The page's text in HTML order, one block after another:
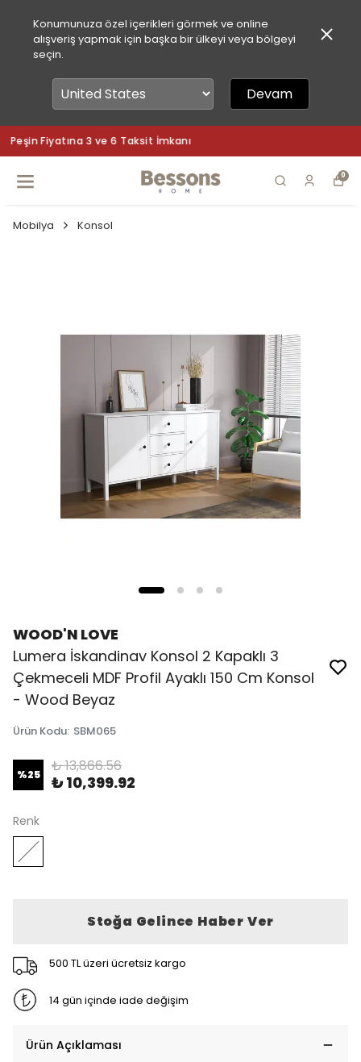
Konumunuza özel içerikleri görmek ve online
alışveriş yapmak için başka bir ülkeyi veya bölgeyi
seçin.
Devam
Peşin Fiyatına 3 ve 6 Taksit İmkanı
0
Mobilya Konsol
WOOD'N LOVE
Lumera İskandinav Konsol 2 Kapaklı 3
Çekmeceli MDF Profil Ayaklı 150 Cm Konsol
- Wood Beyaz
Ürün Kodu: SBM065
%25 ₺ 13,866.56
₺ 10,399.92
Renk
Stoğa Gelince Haber Ver
500 TL üzeri ücretsiz kargo
14 gün içinde iade değişim
Ürün Açıklaması